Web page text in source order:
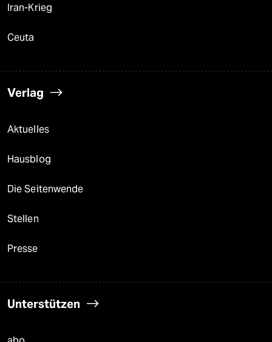
Iran-Krieg
Ceuta
Verlag
Aktuelles
Hausblog
Die Seitenwende
Stellen
Presse
Unterstützen